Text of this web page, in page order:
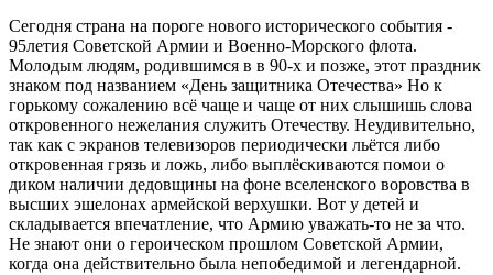
Сегодня страна на пороге нового исторического события -
95летия Советской Армии и Военно-Морского флота.
Молодым людям, родившимся в в 90-х и позже, этот праздник
знаком под названием «День защитника Отечества» Но к
горькому сожалению всё чаще и чаще от них слышишь слова
откровенного нежелания служить Отечеству. Неудивительно,
так как с экранов телевизоров периодически льётся либо
откровенная грязь и ложь, либо выплёскиваются помои о
диком наличии дедовщины на фоне вселенского воровства в
высших эшелонах армейской верхушки. Вот у детей и
складывается впечатление, что Армию уважать-то не за что.
Не знают они о героическом прошлом Советской Армии,
когда она действительно была непобедимой и легендарной.